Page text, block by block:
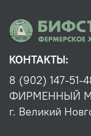
КОНТАКТЫ:
8 (902) 147-51-
ФИРМЕННЫЙ
г. Великий